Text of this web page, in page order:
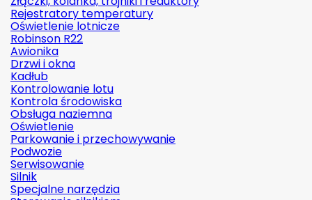
Rejestratory temperatury
Oświetlenie lotnicze
Robinson R22
Awionika
Drzwi i okna
Kadłub
Kontrolowanie lotu
Kontrola środowiska
Obsługa naziemna
Oświetlenie
Parkowanie i przechowywanie
Podwozie
Serwisowanie
Silnik
Specjalne narzędzia